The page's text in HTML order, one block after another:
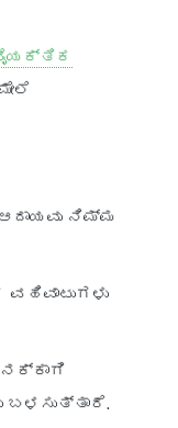
ನಿಮ್ಮ
ಬಳಸುತ್ತಾರೆ.